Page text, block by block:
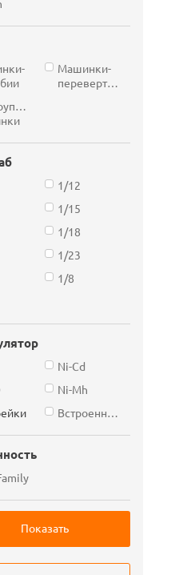
Машинки-
перевертыши
1/12
1/15
1/18
1/23
1/8
Ni-Cd
Ni-Mh
Встроенный